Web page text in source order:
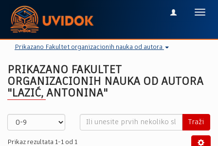
Prikazano Fakultet organizacionih nauka od autora
PRIKAZANO FAKULTET
ORGANIZACIONIH NAUKA OD AUTORA
"LAZIĆ, ANTONINA"
Traži
Prikaz rezultata 1-1 od 1